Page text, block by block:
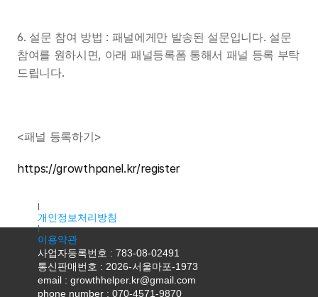
6. 설문 참여 방법 : 패널에게만 발송된 설문입니다. 설문
참여를 원하시면, 아래 패널등록폼 통해서 패널 등록 부탁
드립니다.
<패널 등록하기>
https://growthpanel.kr/register
개인정보처리방침
이용약관
사업자등록번호 : 783-08-02491
통신판매번호 : 2026-서울마포-1973
email : growthhelper.kr@gmail.com
phone number : 070-4571-9870